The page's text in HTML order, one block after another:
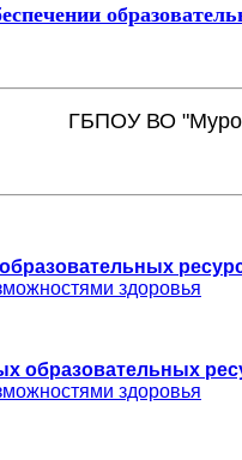
ГБПОУ ВО
здоровья
образовательных
здоровья